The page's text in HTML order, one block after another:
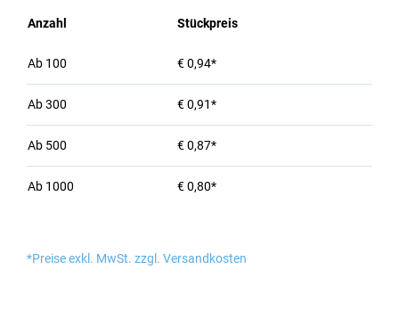
Anzahl Stückpreis
Ab 100 € 0,94*
Ab300 € 0,91*
Ab 500 € 0,87*
Ab 1000 € 0,80*
*Preise exkl. MwSt. zzgl. Versandkosten